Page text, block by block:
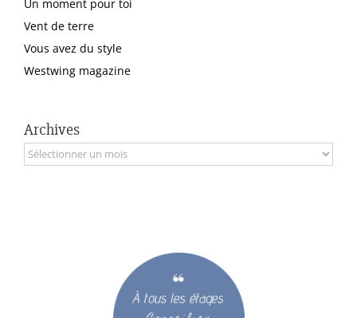
Un moment pour toi
Vent de terre
Vous avez du style
Westwing magazine
Archives
Archives